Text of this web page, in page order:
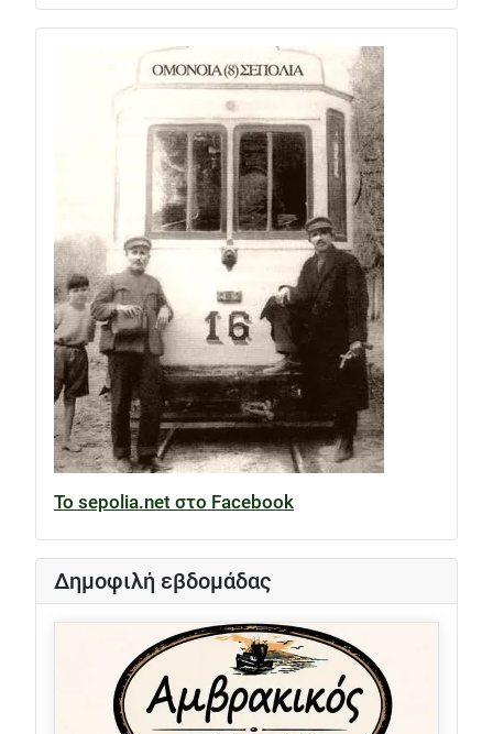
Το sepolia.net στο Facebook
Δημοφιλή εβδομάδας